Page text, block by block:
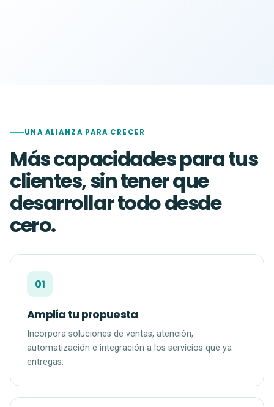
UNA ALIANZA PARA CRECER
Más capacidades para tus
clientes, sin tener que
desarrollar todo desde
cero.
01
Amplía tu propuesta
Incorpora soluciones de ventas, atención,
automatización e integración a los servicios que ya
entregas.